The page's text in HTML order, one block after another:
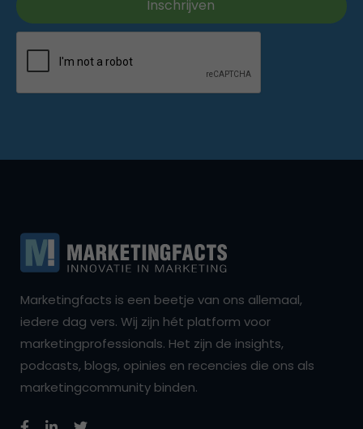
Marketingfacts is een beetje van ons allemaal,
iedere dag vers. Wij zijn hét platform voor
marketingprofessionals. Het zijn de insights,
podcasts, blogs, opinies en recencies die ons als
marketingcommunity binden.